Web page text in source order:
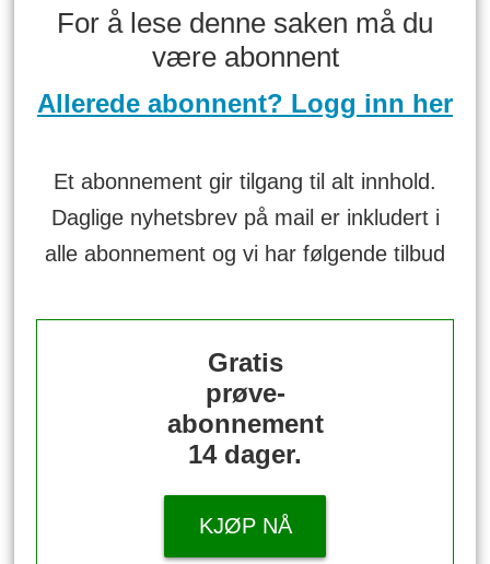
For å lese denne saken må du
være abonnent
Allerede abonnent? Logg inn her
Et abonnement gir tilgang til alt innhold.
Daglige nyhetsbrev på mail er inkludert i
alle abonnement og vi har følgende tilbud
Gratis
prøve-
abonnement
14 dager.
KJØP NÅ